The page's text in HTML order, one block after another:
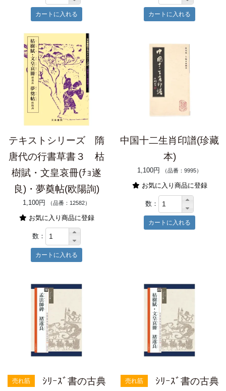
テキストシリーズ 隋
唐代の行書草書３ 枯
樹賦・文皇哀冊(ﾁｮ遂
良)・夢奠帖(欧陽詢)
1,100円 （品番：12582）
お気に入り商品に登録
数：
中国十二生肖印譜(珍藏
本)
1,100円 （品番：9995）
お気に入り商品に登録
数：
売れ筋
ｼﾘｰｽﾞ書の古典
売れ筋
ｼﾘｰｽﾞ書の古典